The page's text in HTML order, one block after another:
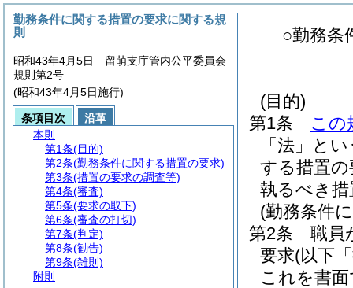
○勤務条
(目的)
第1条
この
「法」と
する措置
執るべき
(勤務条件
第2条
職員
要求(以下
これを書
勤務条件に関する措置の要求に関する規
則
昭和43年4月5日 留萌支庁管内公平委員会
規則第2号
(昭和43年4月5日施行)
条項目次
沿革
本則
第1条(目的)
第2条(勤務条件に関する措置の要求)
第3条(措置の要求の調査等)
第4条(審査)
第5条(要求の取下)
第6条(審査の打切)
第7条(判定)
第8条(勧告)
第9条(雑則)
附則